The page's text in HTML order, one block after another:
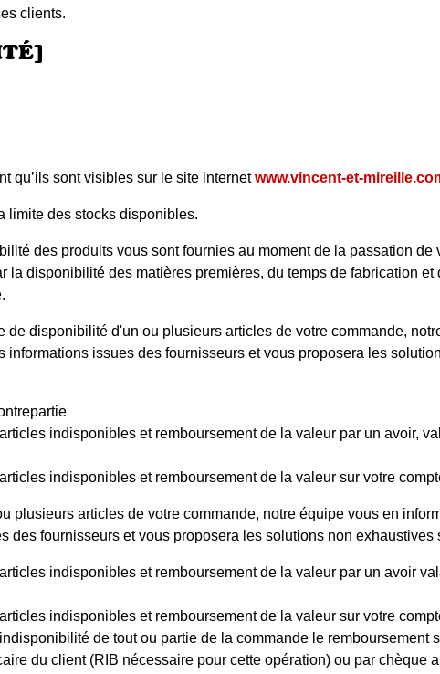
clients.
qu’ils sont visibles sur le site internetwww.vincent-et-
limite des stocks disponibles.
des produits vous sont fournies au moment de la passation
la disponibilité des matières premières, du temps de fabrication
de disponibilité d'un ou plusieurs articles de votre commande,
issues des fournisseurs et vous proposera les
indisponibles et remboursement de la valeur par un avoir,
indisponibles et remboursement de la valeur sur votre
plusieurs articles de votre commande, notre équipe vous en
des fournisseurs et vous proposera les solutions non exhaustives
indisponibles et remboursement de la valeur par un avoir
indisponibles et remboursement de la valeur sur votre
de tout ou partie de la commande le remboursement
du client (RIB nécessaire pour cette opération) ou par chèque